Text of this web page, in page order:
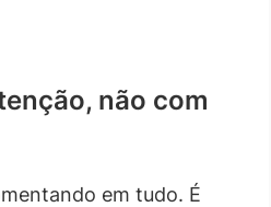
não com
em tudo. É